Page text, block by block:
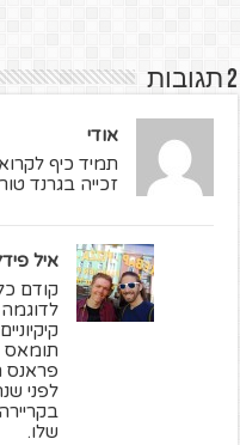
2 תגובות
אודי
תמיד כיף
זכייה בגרנד
איל
קודם
תומאס
פראנס
לפני
שלו.